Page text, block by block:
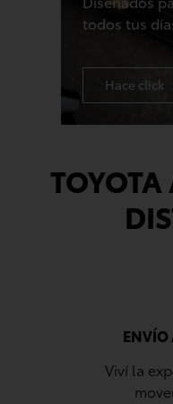
todos tus
Hace click
TOYOTA